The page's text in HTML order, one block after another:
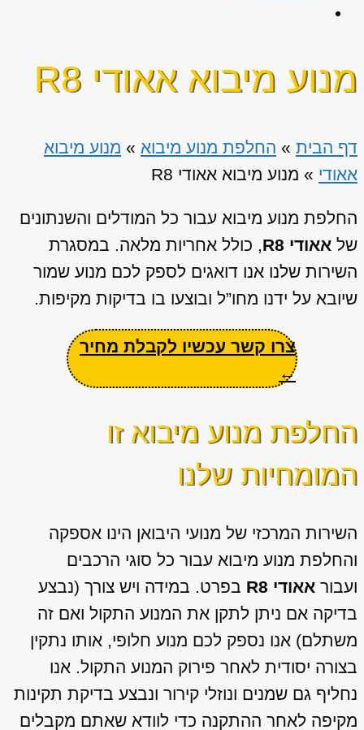
מנוע מיבוא אאודי R8
דף הבית » החלפת מנוע מיבוא » מנוע מיבוא
אאודי » מנוע מיבוא אאודי R8
החלפת מנוע מיבוא עבור כל המודלים והשנתונים
של אאודי R8
, כולל אחריות מלאה. במסגרת
השירות שלנו אנו דואגים לספק לכם מנוע שמור
שיובא על ידנו מחו”ל ובוצעו בו בדיקות מקיפות.
צרו קשר עכשיו לקבלת מחיר
←
החלפת מנוע מיבוא זו
המומחיות שלנו
השירות המרכזי של מנועי היבואן הינו אספקה
והחלפת מנוע מיבוא עבור כל סוגי הרכבים
ועבור אאודי R8
בפרט. במידה ויש צורך (נבצע
בדיקה אם ניתן לתקן את המנוע התקול ואם זה
משתלם) אנו נספק לכם מנוע חלופי, אותו נתקין
בצורה יסודית לאחר פירוק המנוע התקול. אנו
נחליף גם שמנים ונוזלי קירור ונבצע בדיקת תקינות
מקיפה לאחר ההתקנה כדי לוודא שאתם מקבלים